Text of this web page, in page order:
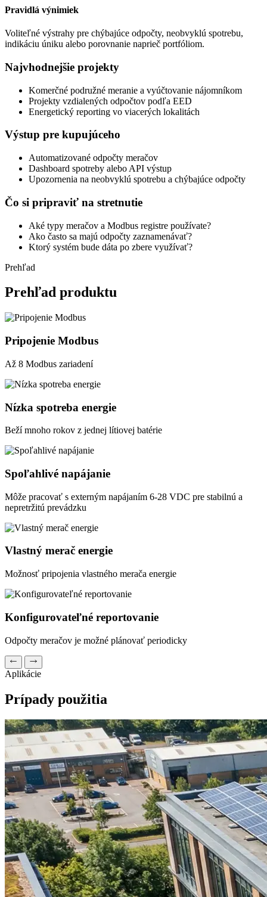
Pravidlá výnimiek
Voliteľné výstrahy pre chýbajúce odpočty, neobvyklú spotrebu,
indikáciu úniku alebo porovnanie naprieč portfóliom.
Najvhodnejšie projekty
Komerčné podružné meranie a vyúčtovanie nájomníkom
Projekty vzdialených odpočtov podľa EED
Energetický reporting vo viacerých lokalitách
Výstup pre kupujúceho
Automatizované odpočty meračov
Dashboard spotreby alebo API výstup
Upozornenia na neobvyklú spotrebu a chýbajúce odpočty
Čo si pripraviť na stretnutie
Aké typy meračov a Modbus registre používate?
Ako často sa majú odpočty zaznamenávať?
Ktorý systém bude dáta po zbere využívať?
Prehľad
Prehľad produktu
Pripojenie Modbus
Až 8 Modbus zariadení
Nízka spotreba energie
Beží mnoho rokov z jednej lítiovej batérie
Spoľahlivé napájanie
Môže pracovať s externým napájaním 6-28 VDC pre stabilnú a
nepretržitú prevádzku
Vlastný merač energie
Možnosť pripojenia vlastného merača energie
Konfigurovateľné reportovanie
Odpočty meračov je možné plánovať periodicky
Aplikácie
Prípady použitia